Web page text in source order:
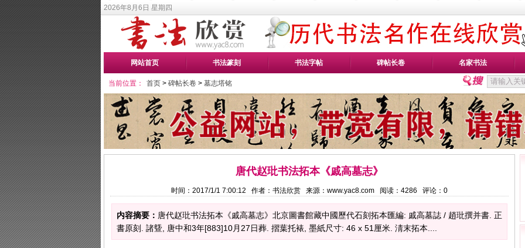
2026年8月6日 星期四
网站首页 书法篆刻 书法字帖 碑帖长卷 名家书法
当前位置： 首页 > 碑帖长卷 > 墓志塔铭
唐代赵玭书法拓本《戚高墓志》
时间：2017/1/1 7:00:12 作者：书法欣赏 来源：www.yac8.com 阅读： 4286 评论： 0
内容摘要： 唐代赵玭书法拓本《戚高墓志》北京圖書館藏中國歷代石刻拓本匯編: 戚高墓誌 / 趙玭撰并書. 正
書原刻. 諸曁, 唐中和3年[883]10月27日葬. 摺葉托裱, 墨紙尺寸: 46 x 51厘米. 淸末拓本....